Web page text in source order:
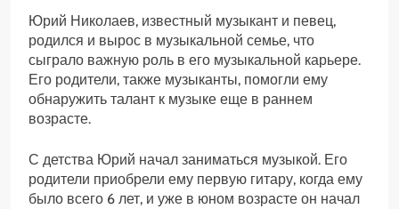
Юрий Николаев, известный музыкант и певец,
родился и вырос в музыкальной семье, что
сыграло важную роль в его музыкальной карьере.
Его родители, также музыканты, помогли ему
обнаружить талант к музыке еще в раннем
возрасте.
С детства Юрий начал заниматься музыкой. Его
родители приобрели ему первую гитару, когда ему
было всего 6 лет, и уже в юном возрасте он начал